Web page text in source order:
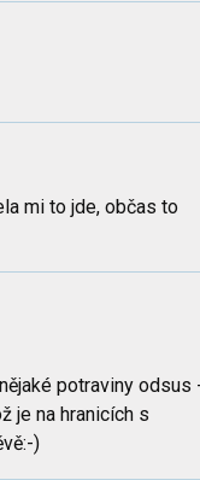
mi to jde, občas to
potraviny odsus
je na hranicích s
)